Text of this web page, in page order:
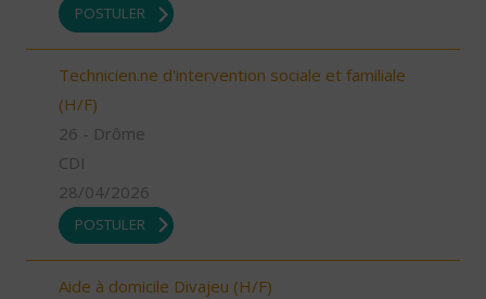
POSTULER
Technicien.ne d'intervention sociale et familiale
(H/F)
26 - Drôme
CDI
28/04/2026
POSTULER
Aide à domicile Divajeu (H/F)